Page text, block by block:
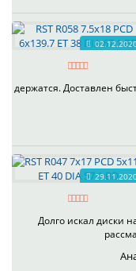
держатся. Доставлен
Долго искал диски